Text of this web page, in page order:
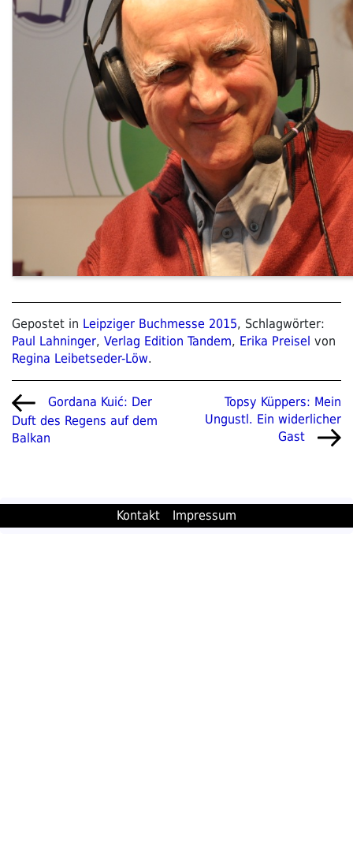
Gepostet in Leipziger Buchmesse 2015, Schlagwörter:
Paul Lahninger, Verlag Edition Tandem, Erika Preisel von
Regina Leibetseder-Löw.
Beitragsnavigation
Vorheriger
Beitrag
Gordana Kuić: Der
Duft des Regens auf dem
Balkan
Nächster
Beitrag
Topsy Küppers: Mein
Ungustl. Ein widerlicher
Gast
Kontakt Impressum